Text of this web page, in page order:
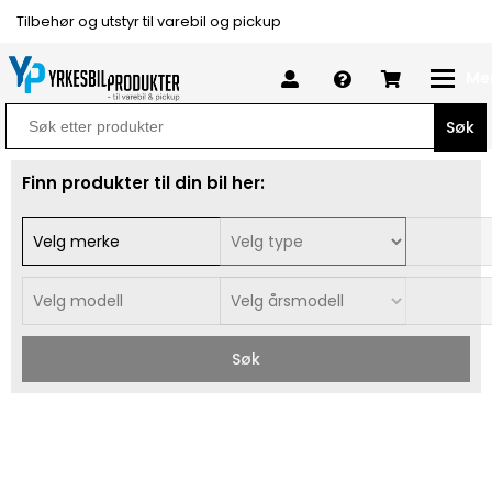
Tilbehør og utstyr til varebil og pickup
Search
for:
Finn produkter til din bil her:
Søk